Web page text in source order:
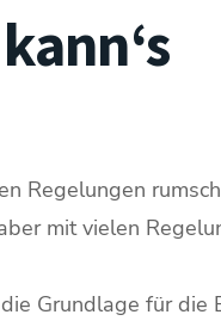
Regelungen
mit vielen
Grundlage für die